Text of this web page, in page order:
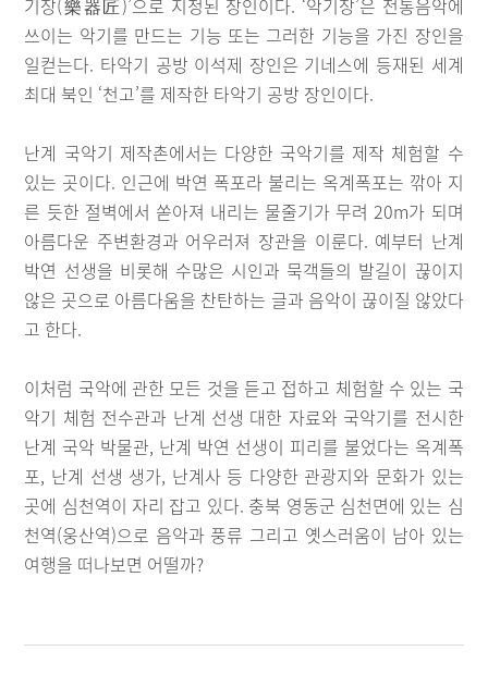
기장(樂器匠)’으로 지정된 장인이다. ‘악기장’은 전통음악에
쓰이는 악기를 만드는 기능 또는 그러한 기능을 가진 장인을
일컫는다. 타악기 공방 이석제 장인은 기네스에 등재된 세계
최대 북인 ‘천고’를 제작한 타악기 공방 장인이다.
난계 국악기 제작촌에서는 다양한 국악기를 제작 체험할 수
있는 곳이다. 인근에 박연 폭포라 불리는 옥계폭포는 깎아 지
른 듯한 절벽에서 쏟아져 내리는 물줄기가 무려 20m가 되며
아름다운 주변환경과 어우러져 장관을 이룬다. 예부터 난계
박연 선생을 비롯해 수많은 시인과 묵객들의 발길이 끊이지
않은 곳으로 아름다움을 찬탄하는 글과 음악이 끊이질 않았다
고 한다.
이처럼 국악에 관한 모든 것을 듣고 접하고 체험할 수 있는 국
악기 체험 전수관과 난계 선생 대한 자료와 국악기를 전시한
난계 국악 박물관, 난계 박연 선생이 피리를 불었다는 옥계폭
포, 난계 선생 생가, 난계사 등 다양한 관광지와 문화가 있는
곳에 심천역이 자리 잡고 있다. 충북 영동군 심천면에 있는 심
천역(웅산역)으로 음악과 풍류 그리고 옛스러움이 남아 있는
여행을 떠나보면 어떨까?